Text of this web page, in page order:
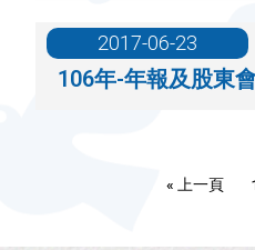
106年-年報及股東
2017-06-23
« 上一頁